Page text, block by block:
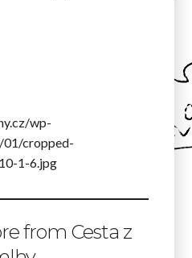
wp-
cropped-
1-6.jpg
from Cesta z